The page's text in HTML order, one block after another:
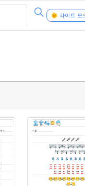
🌞 라이트 모